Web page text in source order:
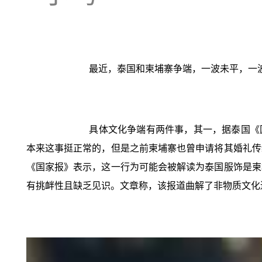
最近，泰国和柬埔寨争端，一波未平，
具体文化争端有两件事，其一，据泰国
本来这事挺正常的，但是之前柬埔寨也曾申请将其婚礼
《国家报》表示，这一行为可能会被解读为泰国服饰
有挑衅性且缺乏见识。文章称，该报道曲解了非物质文